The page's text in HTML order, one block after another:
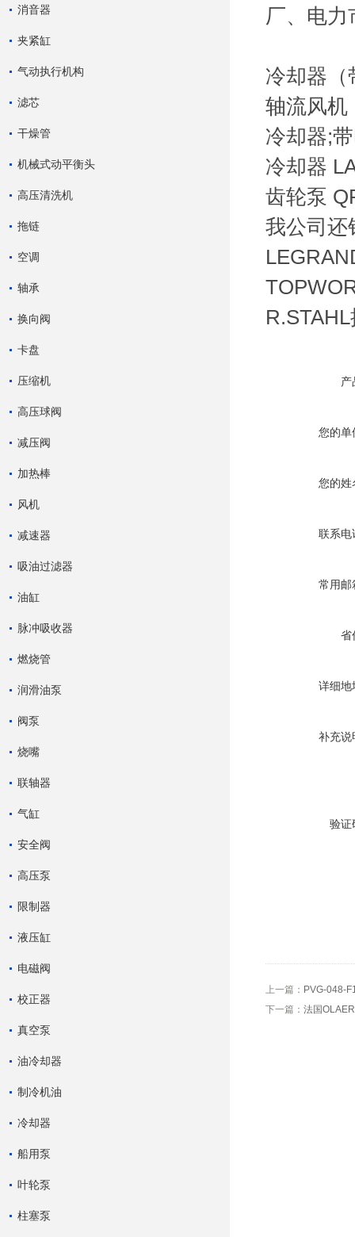
消音器
夹紧缸
气动执行机构
滤芯
干燥管
机械式动平衡头
高压清洗机
拖链
空调
轴承
换向阀
卡盘
压缩机
高压球阀
减压阀
加热棒
风机
减速器
吸油过滤器
油缸
脉冲吸收器
燃烧管
润滑油泵
阀泵
烧嘴
联轴器
气缸
安全阀
高压泵
限制器
液压缸
电磁阀
校正器
真空泵
油冷却器
制冷机油
冷却器
船用泵
叶轮泵
柱塞泵
厂、电力
冷却器（
轴流风机
冷却器;
冷却器
齿轮泵
我公司还
产
您的单
您的姓
联系电
常用邮
省
详细地
补充说
验证
上一篇： PVG-048-
下一篇： 法国